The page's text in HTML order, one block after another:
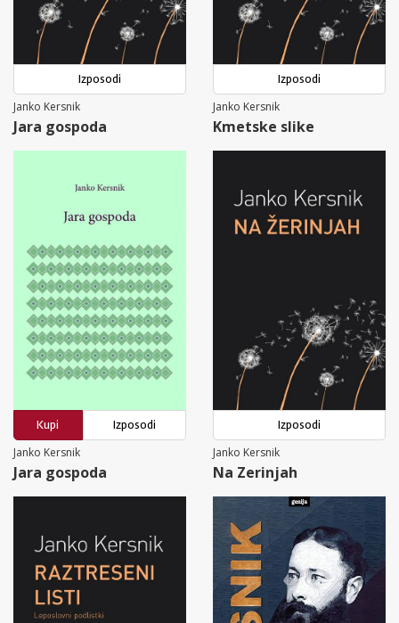
Izposodi
Janko Kersnik
Jara gospoda
Izposodi
Janko Kersnik
Kmetske slike
Kupi
Izposodi
Janko Kersnik
Jara gospoda
Izposodi
Janko Kersnik
Na Zerinjah